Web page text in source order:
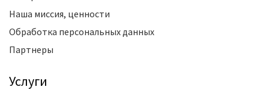
Наша миссия, ценности
Обработка персональных данных
Партнеры
Услуги